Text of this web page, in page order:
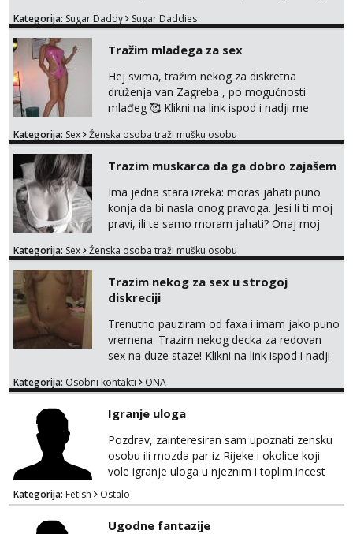
otvorena, komunikativna, zgodna i atraktivna
markodalic37@gmail.com
Kategorija: Sugar Daddy Sugar Daddies
Tražim mlađega za sex
Hej svima, tražim nekog za diskretna
druženja van Zagreba , po mogućnosti
mlađeg 🥰 Klikni na link ispod i nadji me
Kategorija: Sex Ženska osoba traži mušku osobu
Trazim muskarca da ga dobro zajašem
Ima jedna stara izreka: moras jahati puno
konja da bi nasla onog pravoga. Jesi li ti moj
pravi, ili te samo moram jahati? Onaj moj
na sexdater link i javi mi se tamo....
Kategorija: Sex Ženska osoba traži mušku osobu
Trazim nekog za sex u strogoj
diskreciji
Trenutno pauziram od faxa i imam jako puno
vremena. Trazim nekog decka za redovan
sex na duze staze! Klikni na link ispod i nadji
Kategorija: Osobni kontakti ONA
Igranje uloga
Pozdrav, zainteresiran sam upoznati zensku
osobu ili mozda par iz Rijeke i okolice koji
vole igranje uloga u njeznim i toplim incest
pricama, izgled nebitan, bitno je da znas sto
zelis i da se volis zabavljati. Javitese na mail,
viber, wapp ili zovite. Samo ozbiljni, hvala
Kategorija: Fetish Ostalo
Ugodne fantazije